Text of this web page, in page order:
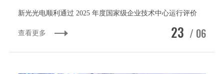
新光光电顺利通过 2025 年度国家级企业技术中心运行评价
查看更多 23 / 06